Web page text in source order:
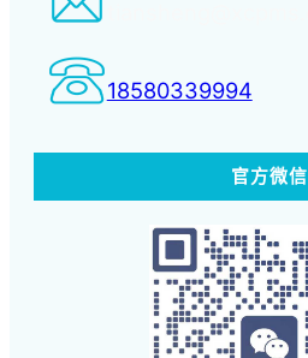
18580339994
官方微信